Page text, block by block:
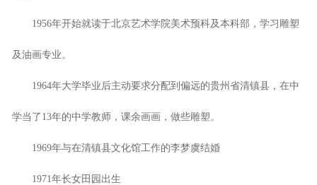
1956年开始就读于北京艺术学院美术预科及本科部，学习雕塑
及油画专业。
1964年大学毕业后主动要求分配到偏远的贵州省清镇县，在中
学当了13年的中学教师，课余画画，做些雕塑。
1969年与在清镇县文化馆工作的李梦虞结婚
1971年长女田园出生